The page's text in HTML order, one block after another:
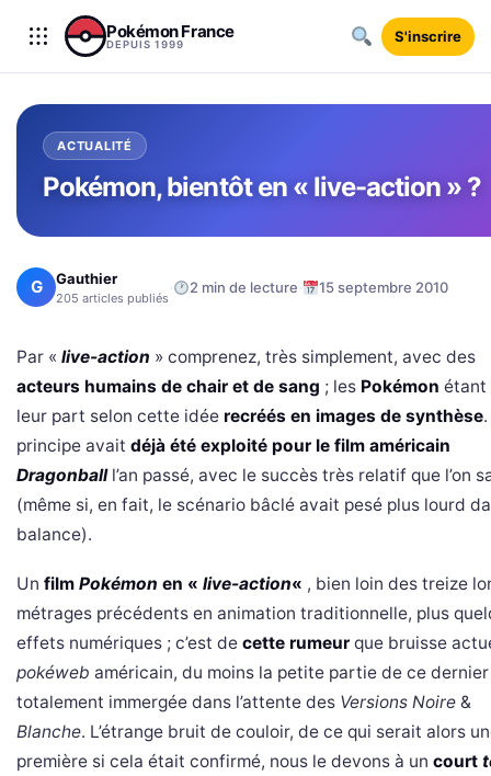
Aller au contenu
Pokémon France
DEPUIS 1999 S'inscrire
ACTUALITÉ
Pokémon, bientôt en « live-action » ?
G Gauthier
205 articles publiés · 2 min de lecture· 15 septembre 2010
Par « live-action » comprenez, très simplement, avec des
acteurs humains de chair et de sang ; les Pokémon étant
leur part selon cette idée recréés en images de synthèse
principe avait déjà été exploité pour le film américain
Dragonball l’an passé, avec le succès très relatif que l’on
(même si, en fait, le scénario bâclé avait pesé plus lourd
balance).
Un film Pokémon en « live-action« , bien loin des treize
métrages précédents en animation traditionnelle, plus
effets numériques ; c’est de cette rumeur que bruisse
pokéweb américain, du moins la petite partie de ce
totalement immergée dans l’attente des Versions Noire &
Blanche. L’étrange bruit de couloir, de ce qui serait alors
première si cela était confirmé, nous le devons à un court